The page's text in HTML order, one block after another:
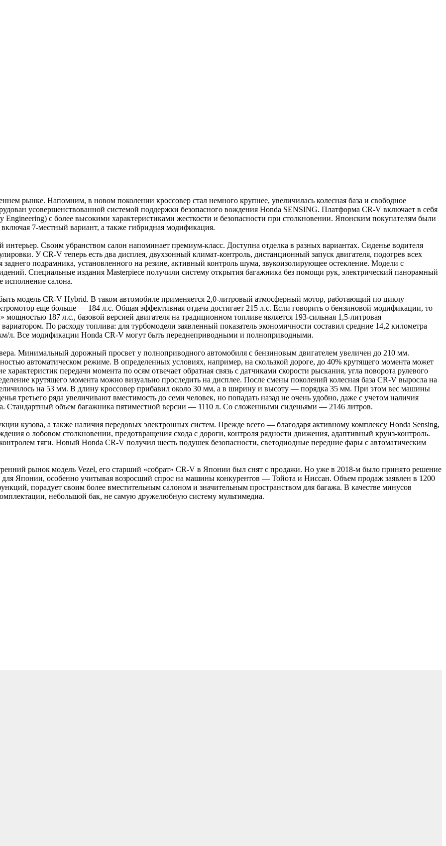
рынке. Напомним, в новом поколении кроссовер стал немного крупнее, увеличилась колесная база и свободное
усовершенствованной системой поддержки безопасного вождения Honda SENSING. Платформа CR-V включает в себя
с более высокими характеристиками жесткости и безопасности при столкновении. Японским покупателям были
7-местный вариант, а также гибридная модификация.
Своим убранством салон напоминает премиум-класс. Доступна отделка в разных вариантах. Сиденье водителя
У CR-V теперь есть два дисплея, двухзонный климат-контроль, дистанционный запуск двигателя, подогрев всех
подрамника, установленного на резине, активный контроль шума, звукоизолирующее остекление. Модели с
Специальные издания Masterpiece получили систему открытия багажника без помощи рук, электрический панорамный
исполнение салона.
модель CR-V Hybrid. В таком автомобиле применяется 2,0-литровый атмосферный мотор, работающий по циклу
еще больше — 184 л.с. Общая эффективная отдача достигает 215 л.с. Если говорить о бензиновой модификации, то
187 л.с., базовой версией двигателя на традиционном топливе является 193-сильная 1,5-литровая
По расходу топлива: для турбомодели заявленный показатель экономичности составил средние 14,2 километра
км/л. Все модификации Honda CR-V могут быть переднеприводными и полноприводными.
Минимальный дорожный просвет у полноприводного автомобиля с бензиновым двигателем увеличен до 210 мм.
автоматическом режиме. В определенных условиях, например, на скользкой дороге, до 40% крутящего момента может
передачи момента по осям отвечает обратная связь с датчиками скорости рыскания, угла поворота рулевого
крутящего момента можно визуально проследить на дисплее. После смены поколений колесная база CR-V выросла на
на 53 мм. В длину кроссовер прибавил около 30 мм, а в ширину и высоту — порядка 35 мм. При этом вес машины
третьего ряда увеличивают вместимость до семи человек, но попадать назад не очень удобно, даже с учетом наличия
Стандартный объем багажника пятиместной версии — 1110 л. Со сложенными сиденьями — 2146 литров.
кузова, а также наличия передовых электронных систем. Прежде всего — благодаря активному комплексу Honda Sensing,
о лобовом столкновении, предотвращения схода с дороги, контроля рядности движения, адаптивный круиз-контроль.
тяги. Новый Honda CR-V получил шесть подушек безопасности, светодиодные передние фары с автоматическим
рынок модель Vezel, его старший «собрат» CR-V в Японии был снят с продажи. Но уже в 2018-м было принято решение
Японии, особенно учитывая возросший спрос на машины конкурентов — Тойота и Ниссан. Объем продаж заявлен в 1200
порадует своим более вместительным салоном и значительным пространством для багажа. В качестве минусов
небольшой бак, не самую дружелюбную систему мультимедиа.